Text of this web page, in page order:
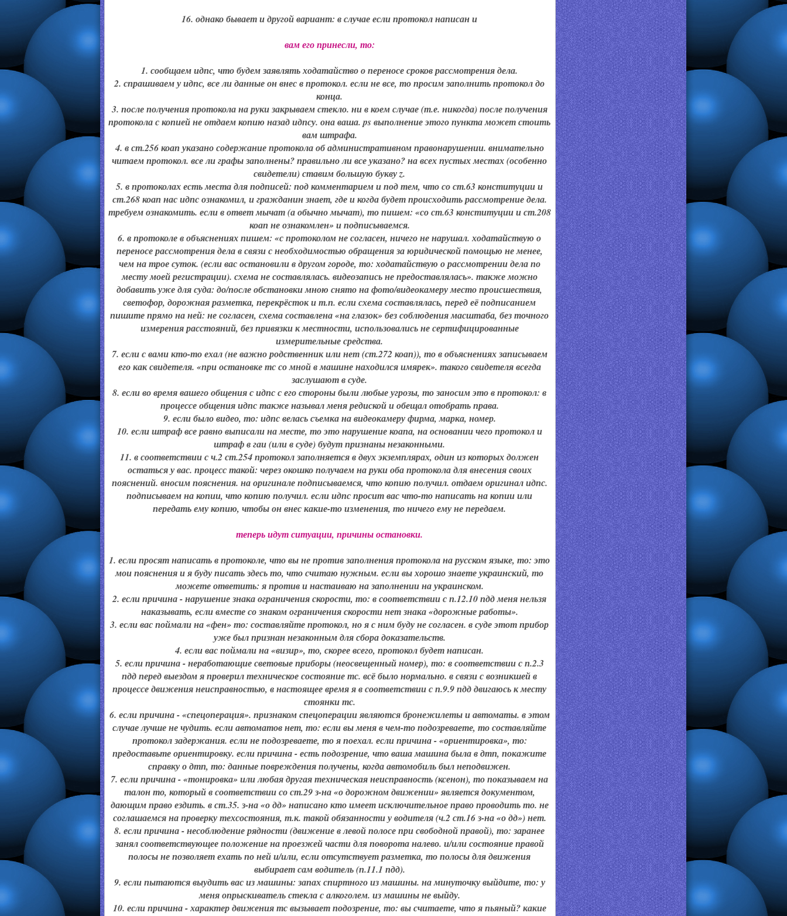
16. однако бывает и другой вариант: в случае если протокол написан и
вам его принесли, то:
1. сообщаем идпс, что будем заявлять ходатайство о переносе сроков рассмотрения дела.
2. спрашиваем у идпс, все ли данные он внес в протокол. если не все, то просим заполнить протокол до
конца.
3. после получения протокола на руки закрываем стекло. ни в коем случае (т.е. никогда) после получения
протокола с копией не отдаем копию назад идпсу. она ваша. ps выполнение этого пункта может стоить
вам штрафа.
4. в ст.256 коап указано содержание протокола об административном правонарушении. внимательно
читаем протокол. все ли графы заполнены? правильно ли все указано? на всех пустых местах (особенно
свидетели) ставим большую букву z.
5. в протоколах есть места для подписей: под комментарием и под тем, что со ст.63 конституции и
ст.268 коап нас идпс ознакомил, и гражданин знает, где и когда будет происходить рассмотрение дела.
требуем ознакомить. если в ответ мычат (а обычно мычат), то пишем: «со ст.63 конституции и ст.208
коап не ознакомлен» и подписываемся.
6. в протоколе в объяснениях пишем: «с протоколом не согласен, ничего не нарушал. ходатайствую о
переносе рассмотрения дела в связи с необходимостью обращения за юридической помощью не менее,
чем на трое суток. (если вас остановили в другом городе, то: ходатайствую о рассмотрении дела по
месту моей регистрации). схема не составлялась. видеозапись не предоставлялась». также можно
добавить уже для суда: до/после обстановки мною снято на фото/видеокамеру место происшествия,
светофор, дорожная разметка, перекрёсток и т.п. если схема составлялась, перед её подписанием
пишите прямо на ней: не согласен, схема составлена «на глазок» без соблюдения масштаба, без точного
измерения расстояний, без привязки к местности, использовались не сертифицированные
измерительные средства.
7. если с вами кто-то ехал (не важно родственник или нет (ст.272 коап)), то в объяснениях записываем
его как свидетеля. «при остановке тс со мной в машине находился имярек». такого свидетеля всегда
заслушают в суде.
8. если во время вашего общения с идпс с его стороны были любые угрозы, то заносим это в протокол: в
процессе общения идпс также называл меня редиской и обещал отобрать права.
9. если было видео, то: идпс велась съемка на видеокамеру фирма, марка, номер.
10. если штраф все равно выписали на месте, то это нарушение коапа, на основании чего протокол и
штраф в гаи (или в суде) будут признаны незаконными.
11. в соответствии с ч.2 ст.254 протокол заполняется в двух экземплярах, один из которых должен
остаться у вас. процесс такой: через окошко получаем на руки оба протокола для внесения своих
пояснений. вносим пояснения. на оригинале подписываемся, что копию получил. отдаем оригинал идпс.
подписываем на копии, что копию получил. если идпс просит вас что-то написать на копии или
передать ему копию, чтобы он внес какие-то изменения, то ничего ему не передаем.
теперь идут ситуации, причины остановки.
1. если просят написать в протоколе, что вы не против заполнения протокола на русском языке, то: это
мои пояснения и я буду писать здесь то, что считаю нужным. если вы хорошо знаете украинский, то
можете ответить: я против и настаиваю на заполнении на украинском.
2. если причина - нарушение знака ограничения скорости, то: в соответствии с п.12.10 пдд меня нельзя
наказывать, если вместе со знаком ограничения скорости нет знака «дорожные работы».
3. если вас поймали на «фен» то: составляйте протокол, но я с ним буду не согласен. в суде этот прибор
уже был признан незаконным для сбора доказательств.
4. если вас поймали на «визир», то, скорее всего, протокол будет написан.
5. если причина - неработающие световые приборы (неосвещенный номер), то: в соответствии с п.2.3
пдд перед выездом я проверил техническое состояние тс. всё было нормально. в связи с возникшей в
процессе движения неисправностью, в настоящее время я в соответствии с п.9.9 пдд двигаюсь к месту
стоянки тс.
6. если причина - «спецоперация». признаком спецоперации являются бронежилеты и автоматы. в этом
случае лучше не чудить. если автоматов нет, то: если вы меня в чем-то подозреваете, то составляйте
протокол задержания. если не подозреваете, то я поехал. если причина - «ориентировка», то:
предоставьте ориентировку. если причина - есть подозрение, что ваша машина была в дтп, покажите
справку о дтп, то: данные повреждения получены, когда автомобиль был неподвижен.
7. если причина - «тонировка» или любая другая техническая неисправность (ксенон), то показываем на
талон то, который в соответствии со ст.29 з-на «о дорожном движении» является документом,
дающим право ездить. в ст.35. з-на «о дд» написано кто имеет исключительное право проводить то. не
соглашаемся на проверку техсостояния, т.к. такой обязанности у водителя (ч.2 ст.16 з-на «о дд») нет.
8. если причина - несоблюдение рядности (движение в левой полосе при свободной правой), то: заранее
занял соответствующее положение на проезжей части для поворота налево. и/или состояние правой
полосы не позволяет ехать по ней и/или, если отсутствует разметка, то полосы для движения
выбирает сам водитель (п.11.1 пдд).
9. если пытаются выудить вас из машины: запах спиртного из машины. на минуточку выйдите, то: у
меня опрыскиватель стекла с алкоголем. из машины не выйду.
10. если причина - характер движения тс вызывает подозрение, то: вы считаете, что я пьяный? какие